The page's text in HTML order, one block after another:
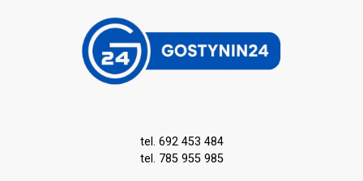
tel. 692 453 484
tel. 785 955 985